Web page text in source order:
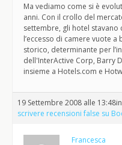
Ma vediamo come si è
anni. Con il crollo del
settembre, gli hotel
l’eccesso di camere vuote
storico, determinante per
dell'InterActive Corp, Barry
insieme a Hotels.com e
19 Settembre 2008 alle 13:48
scrivere recensioni false su
Francesca